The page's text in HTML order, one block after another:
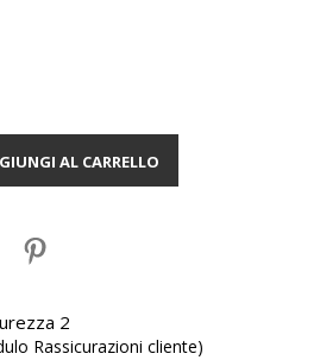
AL CARRELLO
2
Rassicurazioni cliente)